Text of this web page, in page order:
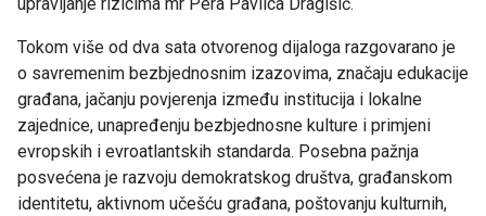
Tokom više od dva sata otvorenog dijaloga razgovarano je
o savremenim bezbjednosnim izazovima, značaju edukacije
građana, jačanju povjerenja između institucija i lokalne
zajednice, unapređenju bezbjednosne kulture i primjeni
evropskih i evroatlantskih standarda. Posebna pažnja
posvećena je razvoju demokratskog društva, građanskom
identitetu, aktivnom učešću građana, poštovanju kulturnih,